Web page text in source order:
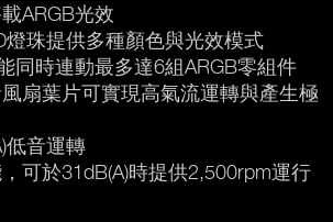
ARGB光效
珠提供多種顏色與光效模式
時連動最多達6組ARGB零組件
扇葉片可實現高氣流運轉與產生極
音運轉
可於31dB(A)時提供2,500rpm運行